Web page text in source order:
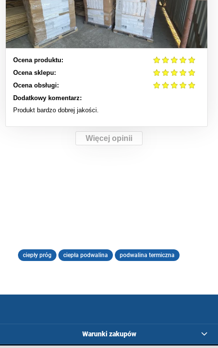
Ocena produktu:
Ocena sklepu:
Ocena obsługi:
Dodatkowy komentarz:
Produkt bardzo dobrej jakości.
Więcej opinii
ciepły próg ciepła podwalina podwalina termiczna
Warunki zakupów